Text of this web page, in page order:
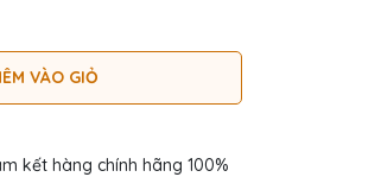
VÀO GIỎ
kết hàng chính hãng 100%